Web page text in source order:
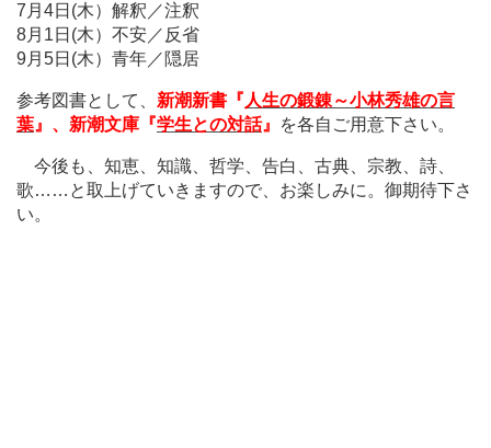
7月4日(木）解釈／注釈
8月1日(木）不安／反省
9月5日(木）青年／隠居
参考図書として、 新潮新書『 人生の鍛錬～小林秀雄の言
葉 』、新潮文庫『学生との対話』 を各自ご用意下さい。
今後も、知恵、知識、哲学、告白、古典、宗教、詩、
歌… …と取上げていきますので、お楽しみに。御期待下さ
い。